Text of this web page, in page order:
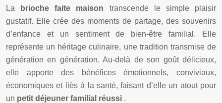
La brioche faite maison transcende le simple plaisir
gustatif. Elle crée des moments de partage, des souvenirs
d’enfance et un sentiment de bien-être familial. Elle
représente un héritage culinaire, une tradition transmise de
génération en génération. Au-delà de son goût délicieux,
elle apporte des bénéfices émotionnels, conviviaux,
économiques et liés à la santé, faisant d’elle un atout pour
un petit déjeuner familial réussi .